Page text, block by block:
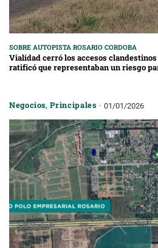
SOBRE AUTOPISTA ROSARIO CORDOBA
Vialidad cerró los accesos
ratificó que representaban un riesgo
Negocios,Principales 01/01/2026